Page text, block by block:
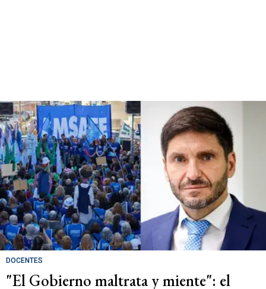
DOCENTES
"El Gobierno maltrata y miente": el